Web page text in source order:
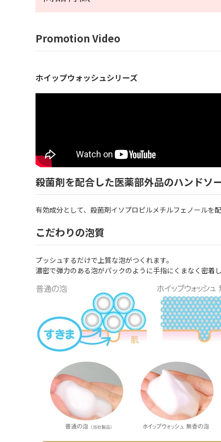
Promotion Video
ホイップウォッシュシリーズ
殺菌剤を配合した医薬部外品のハンドソ
有効成分として、殺菌剤イソプロピルメチルフェノールを
こだわりの泡質
プッシュするだけで上質な泡がつくれます。
濃密で弾力のある泡がパックのように手指にくまなく密着